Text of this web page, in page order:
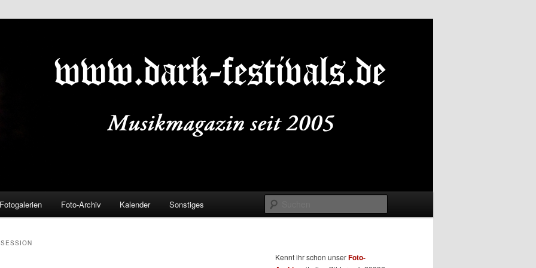
Fotogalerien Foto-Archiv Kalender Sonstiges
Kennt ihr schon unserFoto-